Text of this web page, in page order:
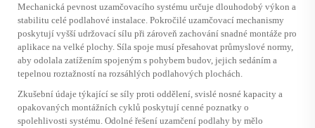
Mechanická pevnost uzamčovacího systému určuje dlouhodobý výkon a
stabilitu celé podlahové instalace. Pokročilé uzamčovací mechanismy
poskytují vyšší udržovací sílu při zároveň zachování snadné montáže pro
aplikace na velké plochy. Síla spoje musí přesahovat průmyslové normy,
aby odolala zatížením spojeným s pohybem budov, jejich sedáním a
tepelnou roztažností na rozsáhlých podlahových plochách.
Zkušební údaje týkající se síly proti oddělení, svislé nosné kapacity a
opakovaných montážních cyklů poskytují cenné poznatky o
spolehlivosti systému. Odolné řešení uzamčení podlahy by mělo